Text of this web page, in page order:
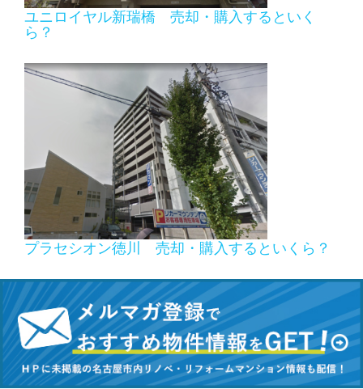
ユニロイヤル新瑞橋 売却・購入するといく
ら？
プラセシオン徳川 売却・購入するといくら？